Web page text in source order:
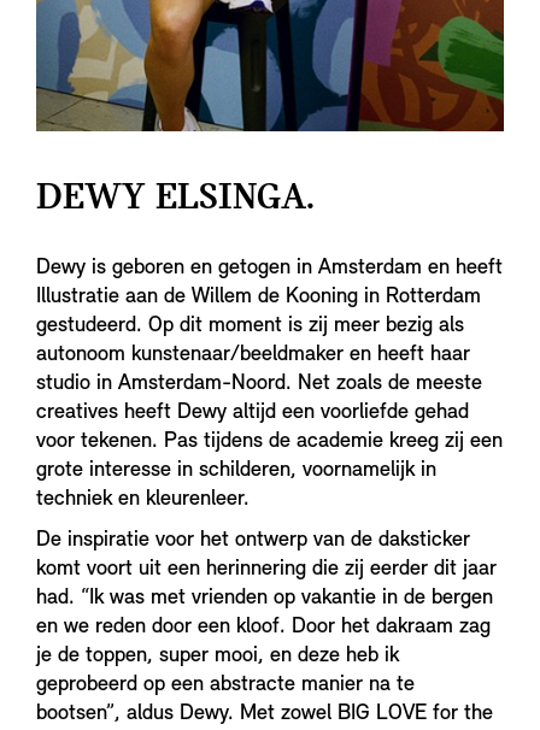
DEWY ELSINGA.
Dewy is geboren en getogen in Amsterdam en heeft
Illustratie aan de Willem de Kooning in Rotterdam
gestudeerd. Op dit moment is zij meer bezig als
autonoom kunstenaar/beeldmaker en heeft haar
studio in Amsterdam-Noord. Net zoals de meeste
creatives heeft Dewy altijd een voorliefde gehad
voor tekenen. Pas tijdens de academie kreeg zij een
grote interesse in schilderen, voornamelijk in
techniek en kleurenleer.
De inspiratie voor het ontwerp van de daksticker
komt voort uit een herinnering die zij eerder dit jaar
had. “Ik was met vrienden op vakantie in de bergen
en we reden door een kloof. Door het dakraam zag
je de toppen, super mooi, en deze heb ik
geprobeerd op een abstracte manier na te
bootsen”, aldus Dewy. Met zowel BIG LOVE for the